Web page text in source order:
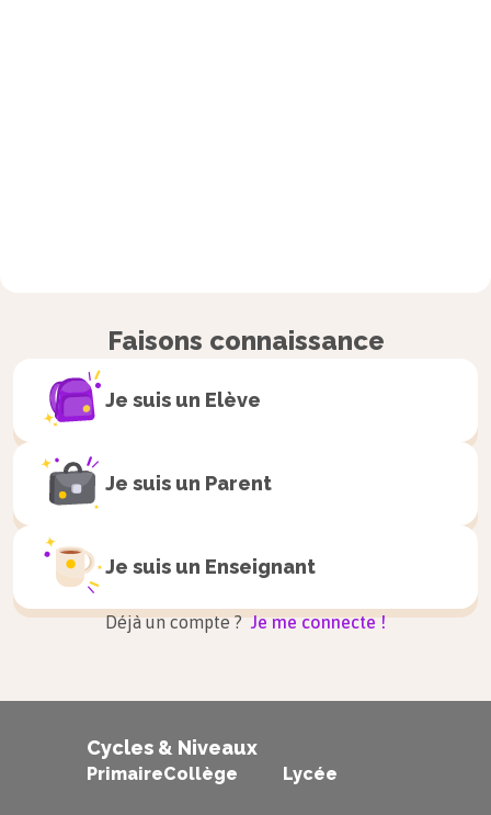
Faisons connaissance
Je suis un Elève
Je suis un Parent
Je suis un Enseignant
Déjà un compte ? Je me connecte !
Cycles & Niveaux
PrimaireCollège Lycée